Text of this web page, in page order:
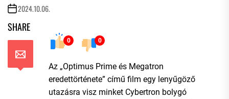
2024.10.06.
SHARE
0 0
Az „Optimus Prime és Megatron
eredettörténete” című film egy lenyűgöző
utazásra visz minket Cybertron bolygó